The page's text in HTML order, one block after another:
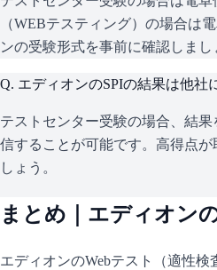
（WEBテスティング）の場合は
ンの受験形式を事前に確認しまし
Q. エディオンのSPIの結果は他社
テストセンター受験の場合、結
信することが可能です。高得点
しょう。
まとめ｜ エディオン
エディオンのWebテスト（適性検